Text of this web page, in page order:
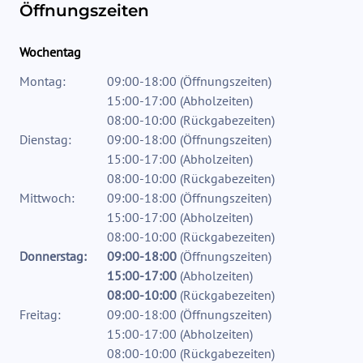
Öffnungszeiten
Wochentag
Montag:
09:00-18:00 (Öffnungszeiten)
15:00-17:00 (Abholzeiten)
08:00-10:00 (Rückgabezeiten)
Dienstag:
09:00-18:00 (Öffnungszeiten)
15:00-17:00 (Abholzeiten)
08:00-10:00 (Rückgabezeiten)
Mittwoch:
09:00-18:00 (Öffnungszeiten)
15:00-17:00 (Abholzeiten)
08:00-10:00 (Rückgabezeiten)
Donnerstag:
09:00-18:00(Öffnungszeiten)
15:00-17:00(Abholzeiten)
08:00-10:00(Rückgabezeiten)
Freitag:
09:00-18:00 (Öffnungszeiten)
15:00-17:00 (Abholzeiten)
08:00-10:00 (Rückgabezeiten)